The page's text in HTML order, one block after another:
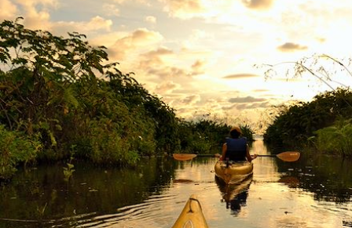
Dernières minutesNicaragua
89% de satisfaction(9 avis
et des croisières exploratoires. Imaginez-vous parcourant les
sentiers escarpés du GR20 en Corse, ou naviguant parmi les
glaciers du Spitzberg. Peut-être préférez-vous une expérience
plus puissante, comme gravir les pentes du Kilimandjaro ou
simplement explorer les volcans d'Auvergne.
Chaque voyage est soigneusement organisé pour vous offrir
une expérience authentique et enrichissante. Profitez-en
pour découvrir des destinations spectaculaires et vivre des
moments uniques.